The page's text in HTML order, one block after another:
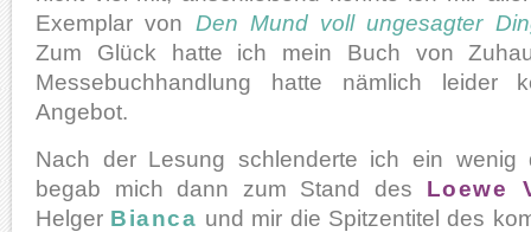
Exemplar von Den Mund voll ungesagter
Zum Glück hatte ich mein Buch von
Messebuchhandlung hatte nämlich leider
Angebot.
Nach der Lesung schlenderte ich ein wenig
begab mich dann zum Stand des Loewe
Helger Bianca und mir die Spitzentitel des